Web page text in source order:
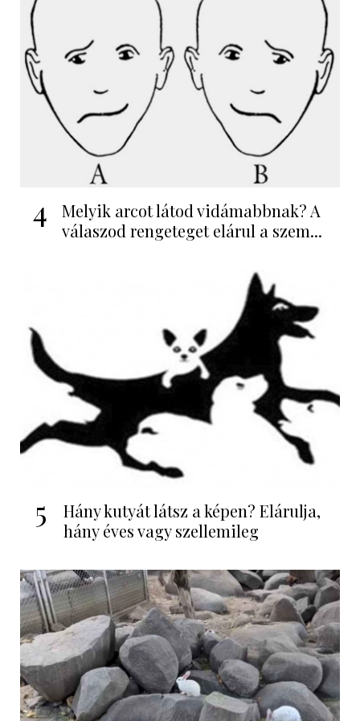
4
Melyik arcot látod vidámabbnak? A
válaszod rengeteget elárul a szem...
5
Hány kutyát látsz a képen? Elárulja,
hány éves vagy szellemileg